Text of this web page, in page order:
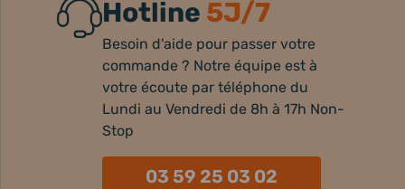
Hotline 5J/7
Besoin d'aide pour passer votre
commande ? Notre équipe est à
votre écoute par téléphone du
Lundi au Vendredi de 8h à 17h Non-
Stop
03 59 25 03 02